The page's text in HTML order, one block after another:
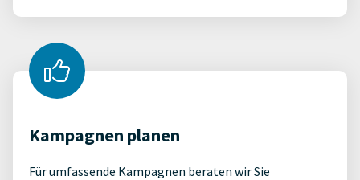
Kampagnen planen
Für umfassende Kampagnen beraten wir Sie